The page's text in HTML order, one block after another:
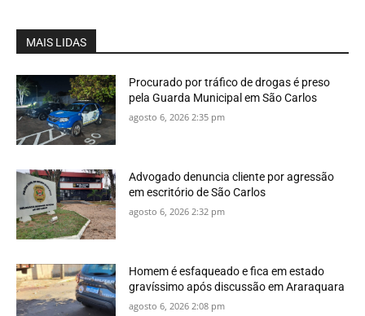
MAIS LIDAS
Procurado por tráfico de drogas é preso
pela Guarda Municipal em São Carlos
agosto 6, 2026 2:35 pm
Advogado denuncia cliente por agressão
em escritório de São Carlos
agosto 6, 2026 2:32 pm
Homem é esfaqueado e fica em estado
gravíssimo após discussão em Araraquara
agosto 6, 2026 2:08 pm